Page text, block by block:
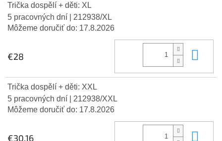
Trička dospělí + děti: XL
5 pracovných dní
| 212938/XL
Môžeme doručiť do: 17.8.2026
€28
Trička dospělí + děti: XXL
5 pracovných dní
| 212938/XXL
Môžeme doručiť do: 17.8.2026
€30,16